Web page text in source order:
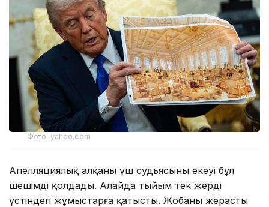
Фото: yahoo.com
Апелляциялық алқаның үш судьясының екеуі бұл
шешімді қолдады. Алайда тыйым тек жердің
үстіндегі жұмыстарға қатысты. Жобаның жерасты